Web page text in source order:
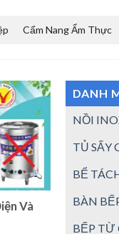
Cẩm Nang Ẩm Thực
Và
DANH
NỒI
TỦ SẤY
BỂ
BÀN
BẾP TỪ